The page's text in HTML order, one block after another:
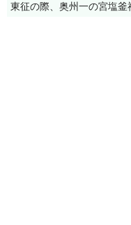
東征の際、奥州一の宮塩